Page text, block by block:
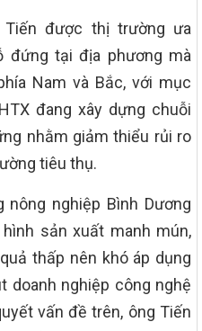
Tiến được thị trường ưa
đứng tại địa phương mà
Nam và Bắc, với mục
đang xây dựng chuỗi
nhằm giảm thiểu rủi ro
tiêu thụ.
nghiệp Bình Dương
sản xuất manh mún,
thấp nên khó áp dụng
doanh nghiệp công nghệ
vấn đề trên, ông Tiến